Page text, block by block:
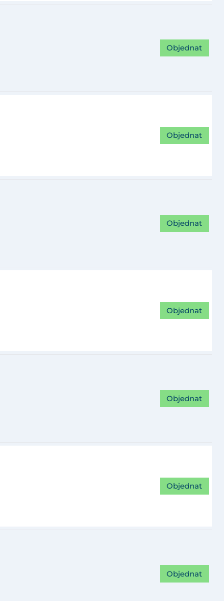
Objednat
Objednat
Objednat
Objednat
Objednat
Objednat
Objednat